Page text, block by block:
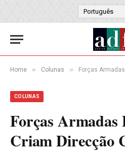
Português
Home » Colunas » Forças Armadas
COLUNAS
Forças Armadas
Criam Direcção